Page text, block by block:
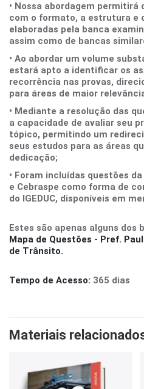
• Nossa abordagem permitirá
com o formato, a estrutura e
elaboradas pela banca
assim como de bancas
• Ao abordar um volume
estará apto a identificar os
recorrência nas provas,
para áreas de maior
• Mediante a resolução das
a capacidade de avaliar seu
tópico, permitindo um
seus estudos para as áreas
dedicação;
• Foram incluídas questões da
e Cebraspe como forma de
do IGEDUC, disponíveis em
Estes são apenas alguns dos
Mapa de Questões - Pref.
de Trânsito.
Tempo de Acesso: 365 dias
Materiais